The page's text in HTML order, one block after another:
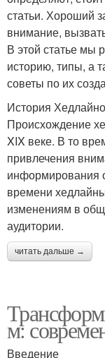
статьи. Хороший
внимание,
В этой статье мы
историю, типы, а
советы по их
История
Происхождение
XIX веке. В то
привлечения
информирования
времени
изменениям в
аудитории.
читать дальше →
м:
Введение